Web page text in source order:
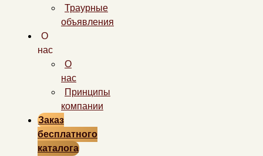
Траурные
объявления
О
нас
О
нас
Принципы
компании
Заказ
бесплатного
каталога